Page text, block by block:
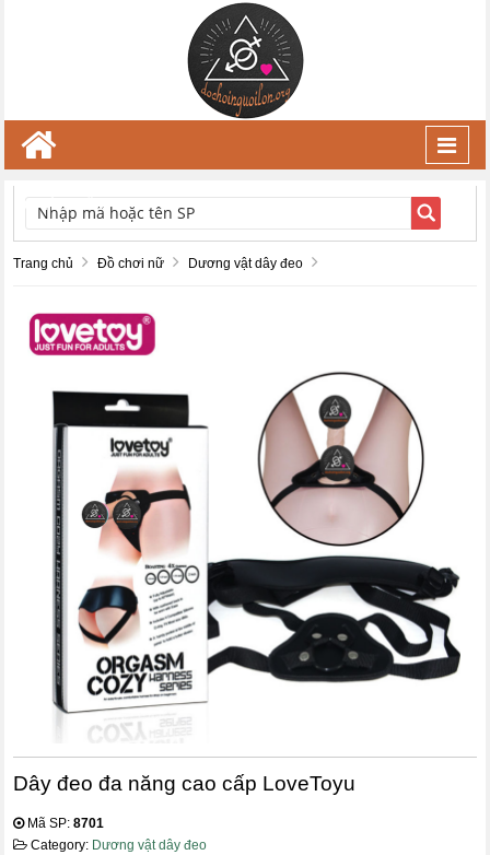
TÌM KIẾM
Trang chủ Đồ chơi nữ Dương vật dây đeo
Dây đeo đa năng cao cấp LoveToyu
Mã SP:8701
Category: Dương vật dây đeo